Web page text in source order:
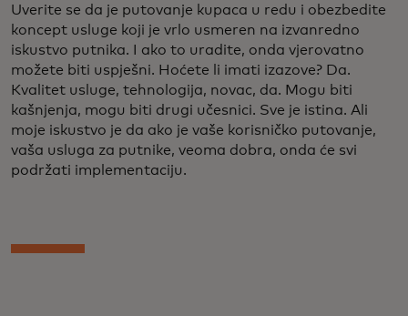
Uverite se da je putovanje kupaca u redu i obezbedite
koncept usluge koji je vrlo usmeren na izvanredno
iskustvo putnika. I ako to uradite, onda vjerovatno
možete biti uspješni. Hoćete li imati izazove? Da.
Kvalitet usluge, tehnologija, novac, da. Mogu biti
kašnjenja, mogu biti drugi učesnici. Sve je istina. Ali
moje iskustvo je da ako je vaše korisničko putovanje,
vaša usluga za putnike, veoma dobra, onda će svi
podržati implementaciju.